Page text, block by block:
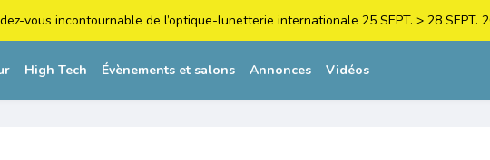
vous incontournable de l’optique-lunetterie internationale 25 SEPT. > 28 SEPT.
High Tech Évènements et salons Annonces Vidéos